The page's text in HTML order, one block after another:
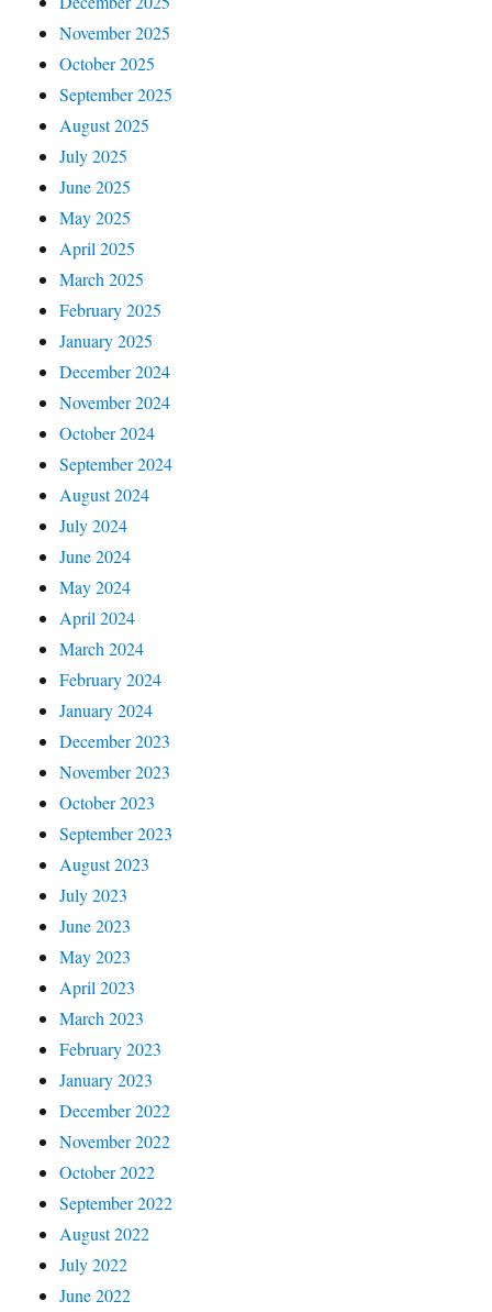
November 2025
October 2025
September 2025
August 2025
July 2025
June 2025
May 2025
April 2025
March 2025
February 2025
January 2025
December 2024
November 2024
October 2024
September 2024
August 2024
July 2024
June 2024
May 2024
April 2024
March 2024
February 2024
January 2024
December 2023
November 2023
October 2023
September 2023
August 2023
July 2023
June 2023
May 2023
April 2023
March 2023
February 2023
January 2023
December 2022
November 2022
October 2022
September 2022
August 2022
July 2022
June 2022